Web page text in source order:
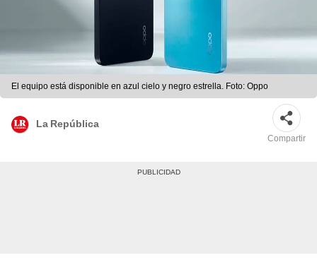
El equipo está disponible en azul cielo y negro estrella. Foto: Oppo
La República
Compartir